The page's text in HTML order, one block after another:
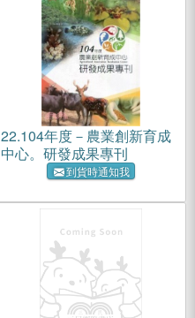
22.104年度－農業創新育成
中心。研發成果專刊
到貨時通知我